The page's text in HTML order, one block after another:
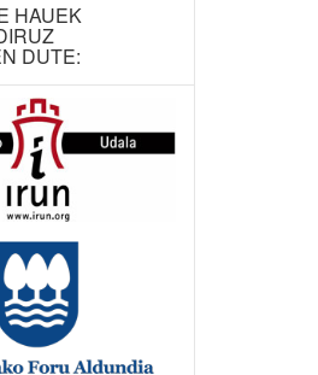
HAUEK
DUTE: